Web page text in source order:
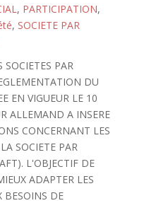
, PARTICIPATION,
, SOCIETE PAR
SOCIETES PAR
DU
EN VIGUEUR LE 10
ALLEMAND A INSERE
CONCERNANT LES
SOCIETE PAR
L'OBJECTIF DE
ADAPTER LES
BESOINS DE